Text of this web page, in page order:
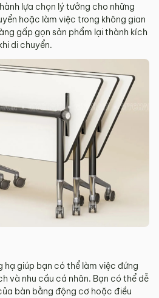
lựa chọn lý tưởng cho những
hoặc làm việc trong không gian
gấp gọn sản phẩm lại thành kích
di chuyển.
hạ giúp bạn có thể làm việc đứng
và nhu cầu cá nhân. Bạn có thể dễ
bàn bằng động cơ hoặc điều